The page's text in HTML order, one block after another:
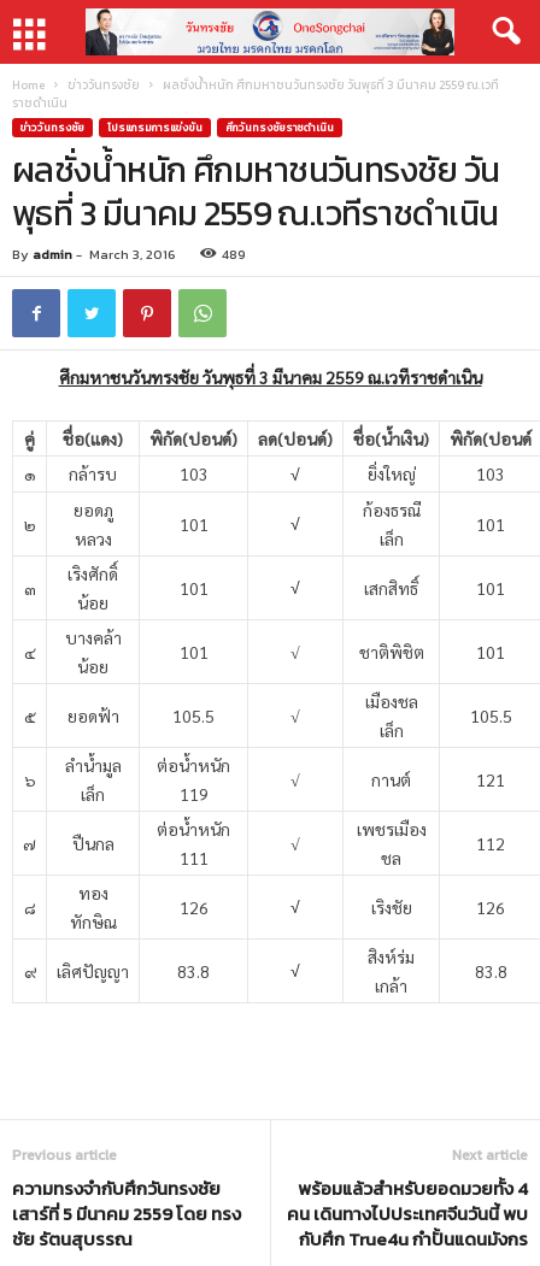
Home ข่าววันทรงชัย
ผลชั่งน้ำหนัก ศึกมหาชนวันทรงชัย วันพุธที่ 3 มีนาคม 2559 ณ.เวที
ราชดำเนิน
ข่าววันทรงชัย โปรแกรมการแข่งขัน ศึกวันทรงชัยราชดำเนิน
ผลชั่งน้ำหนัก ศึกมหาชนวันทรงชัย วัน
พุธที่ 3 มีนาคม 2559 ณ.เวทีราชดำเนิน
By admin- March 3, 2016 489
ศึกมหาชนวันทรงชัย วันพุธที่ 3 มีนาคม 2559 ณ.เวทีราชดำเนิน
คู่ ชื่อ(แดง) พิกัด(ปอนด์) ลด(ปอนด์) ชื่อ(น้ำเงิน)
พิกัด(ปอนด์
๑
กล้ารบ 103 √ ยิ่งใหญ่ 103
๒
ยอดภู
หลวง
101 √
ก้องธรณี
เล็ก
101
๓
เริงศักดิ์
น้อย
101 √ เสกสิทธิ์ 101
๔
บางคล้า
น้อย
101 √ ชาติพิชิต 101
๕ ยอดฟ้า 105.5 √
เมืองชล
เล็ก
105.5
๖
ลำน้ำมูล
เล็ก
ต่อน้ำหนัก
119
√ กานต์ 121
๗ ปืนกล
ต่อน้ำหนัก
111
√
เพชรเมือง
ชล
112
๘
ทอง
ทักษิณ
126 √ เริงชัย 126
๙ เลิศปัญญา 83.8 √
สิงห์ร่ม
เกล้า
83.8
Previous article
ความทรงจำกับศึกวันทรงชัย
เสาร์ที่ 5 มีนาคม 2559 โดย ทรง
ชัย รัตนสุบรรณ
Next article
พร้อมแล้วสำหรับยอดมวยทั้ง 4
คน เดินทางไปประเทศจีนวันนี้ พบ
กับศึก True4u กำปั้นแดนมังกร